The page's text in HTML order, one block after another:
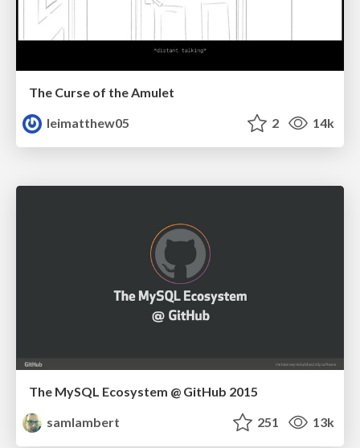
The Curse of the Amulet
leimatthew05
2 14k
The MySQL Ecosystem @ GitHub 2015
samlambert
251 13k